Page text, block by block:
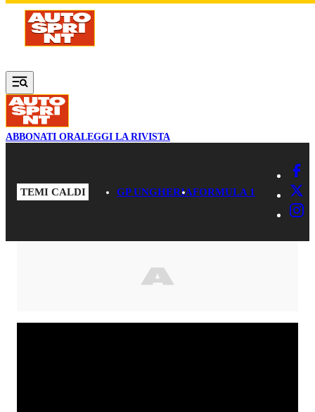
Vai al contenuto principale
ABBONATI ORALEGGI LA RIVISTA
TEMI CALDI GP UNGHERIAFORMULA 1